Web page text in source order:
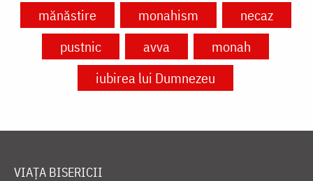
mănăstire
monahism
necaz
pustnic
avva
monah
iubirea lui Dumnezeu
VIAȚA BISERICII